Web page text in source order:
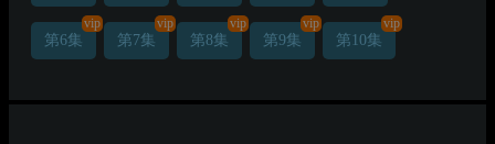
第6集
vip
第7集
vip
第8集
vip
第9集
vip
第10集
vip